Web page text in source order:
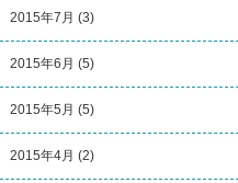
2015年7月 (3)
2015年6月 (5)
2015年5月 (5)
2015年4月 (2)